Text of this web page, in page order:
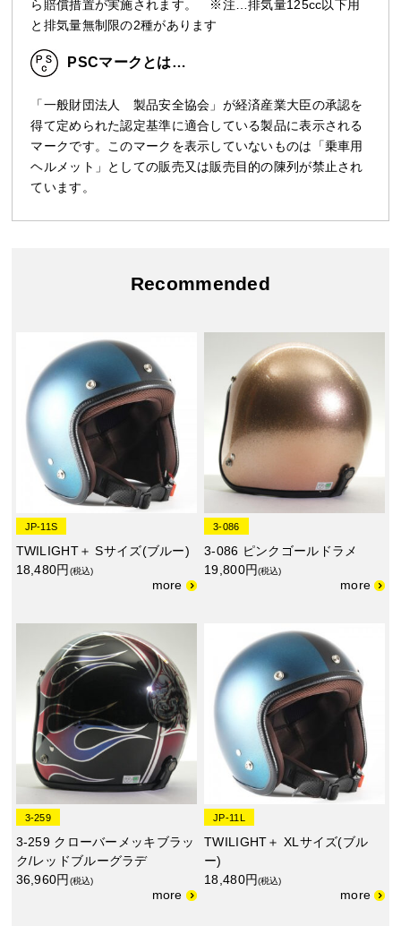
ら賠償措置が実施されます。 ※注…排気量125cc以下用
と排気量無制限の2種があります
PSCマークとは…
「一般財団法人 製品安全協会」が経済産業大臣の承認を
得て定められた認定基準に適合している製品に表示される
マークです。このマークを表示していないものは「乗車用
ヘルメット」としての販売又は販売目的の陳列が禁止され
ています。
Recommended
JP-11S
TWILIGHT＋ Sサイズ(ブルー)
18,480円 (税込)
3-086
3-086 ピンクゴールドラメ
19,800円(税込)
3-259
3-259 クローバーメッキブラッ
ク/レッドブルーグラデ
36,960円 (税込)
JP-11L
TWILIGHT＋ XLサイズ(ブル
ー)
18,480円(税込)